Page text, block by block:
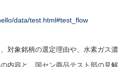
data/test.html#test_flow
対象銘柄の選定理由や、水素ガス濃
内容と、国セン商品テスト部の見解